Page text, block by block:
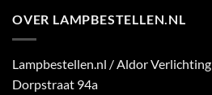
OVER LAMPBESTELLEN.NL
Lampbestellen.nl / Aldor Verlichting
Dorpstraat 94a